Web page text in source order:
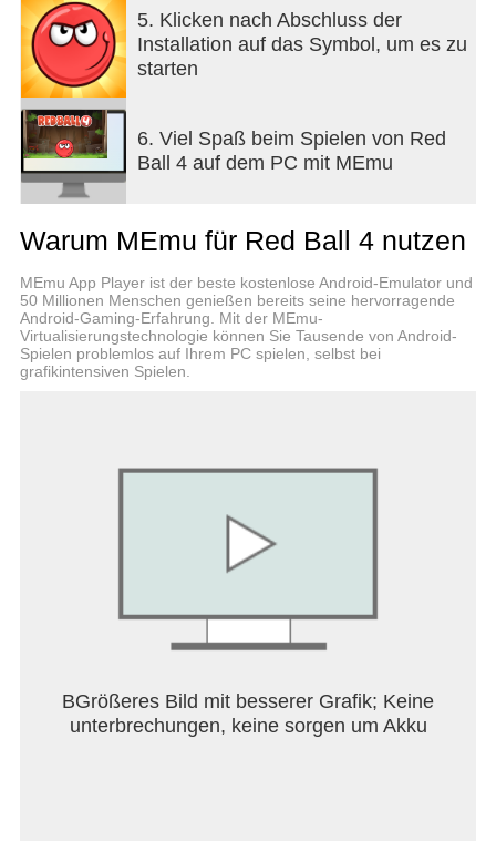
5. Klicken nach Abschluss der
Installation auf das Symbol, um es zu
starten
6. Viel Spaß beim Spielen von Red
Ball 4 auf dem PC mit MEmu
Warum MEmu für Red Ball 4 nutzen
MEmu App Player ist der beste kostenlose Android-Emulator und
50 Millionen Menschen genießen bereits seine hervorragende
Android-Gaming-Erfahrung. Mit der MEmu-
Virtualisierungstechnologie können Sie Tausende von Android-
Spielen problemlos auf Ihrem PC spielen, selbst bei
grafikintensiven Spielen.
BGrößeres Bild mit besserer Grafik; Keine
unterbrechungen, keine sorgen um Akku